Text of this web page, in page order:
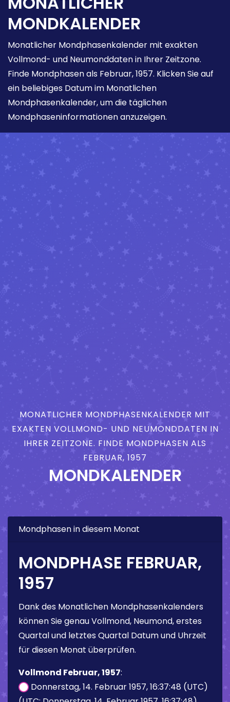
MONDKALENDER
Monatlicher Mondphasenkalender mit exakten
Vollmond- und Neumonddaten in Ihrer Zeitzone.
Finde Mondphasen als Februar, 1957. Klicken Sie auf
ein beliebiges Datum im Monatlichen
Mondphasenkalender, um die täglichen
Mondphaseninformationen anzuzeigen.
MONATLICHER MONDPHASENKALENDER MIT
EXAKTEN VOLLMOND- UND NEUMONDDATEN IN
IHRER ZEITZONE. FINDE MONDPHASEN ALS
FEBRUAR, 1957
MONDKALENDER
Mondphasen in diesem Monat
MONDPHASE FEBRUAR,
1957
Dank des Monatlichen Mondphasenkalenders
können Sie genau Vollmond, Neumond, erstes
Quartal und letztes Quartal Datum und Uhrzeit
für diesen Monat überprüfen.
Vollmond Februar, 1957:
Donnerstag, 14. Februar 1957, 16:37:48 (UTC)